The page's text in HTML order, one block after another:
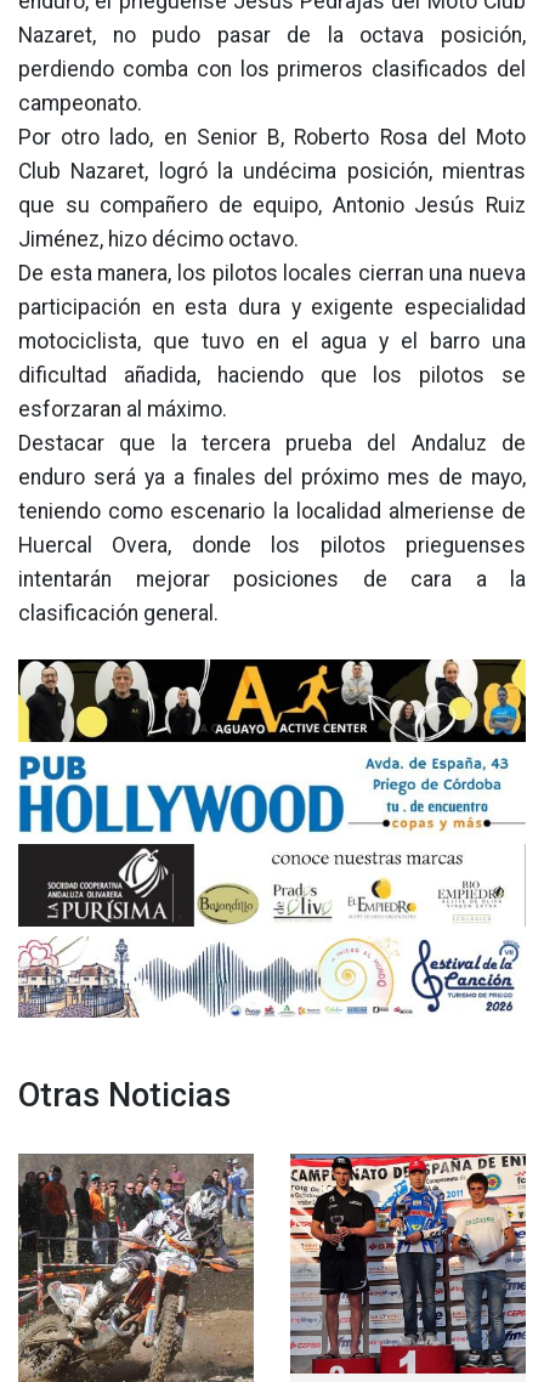
Nazaret, no pudo pasar de la octava posición,
perdiendo comba con los primeros clasificados del
campeonato.
Por otro lado, en Senior B, Roberto Rosa del Moto
Club Nazaret, logró la undécima posición, mientras
que su compañero de equipo, Antonio Jesús Ruiz
Jiménez, hizo décimo octavo.
De esta manera, los pilotos locales cierran una nueva
participación en esta dura y exigente especialidad
motociclista, que tuvo en el agua y el barro una
dificultad añadida, haciendo que los pilotos se
esforzaran al máximo.
Destacar que la tercera prueba del Andaluz de
enduro será ya a finales del próximo mes de mayo,
teniendo como escenario la localidad almeriense de
Huercal Overa, donde los pilotos prieguenses
intentarán mejorar posiciones de cara a la
clasificación general.
Otras Noticias